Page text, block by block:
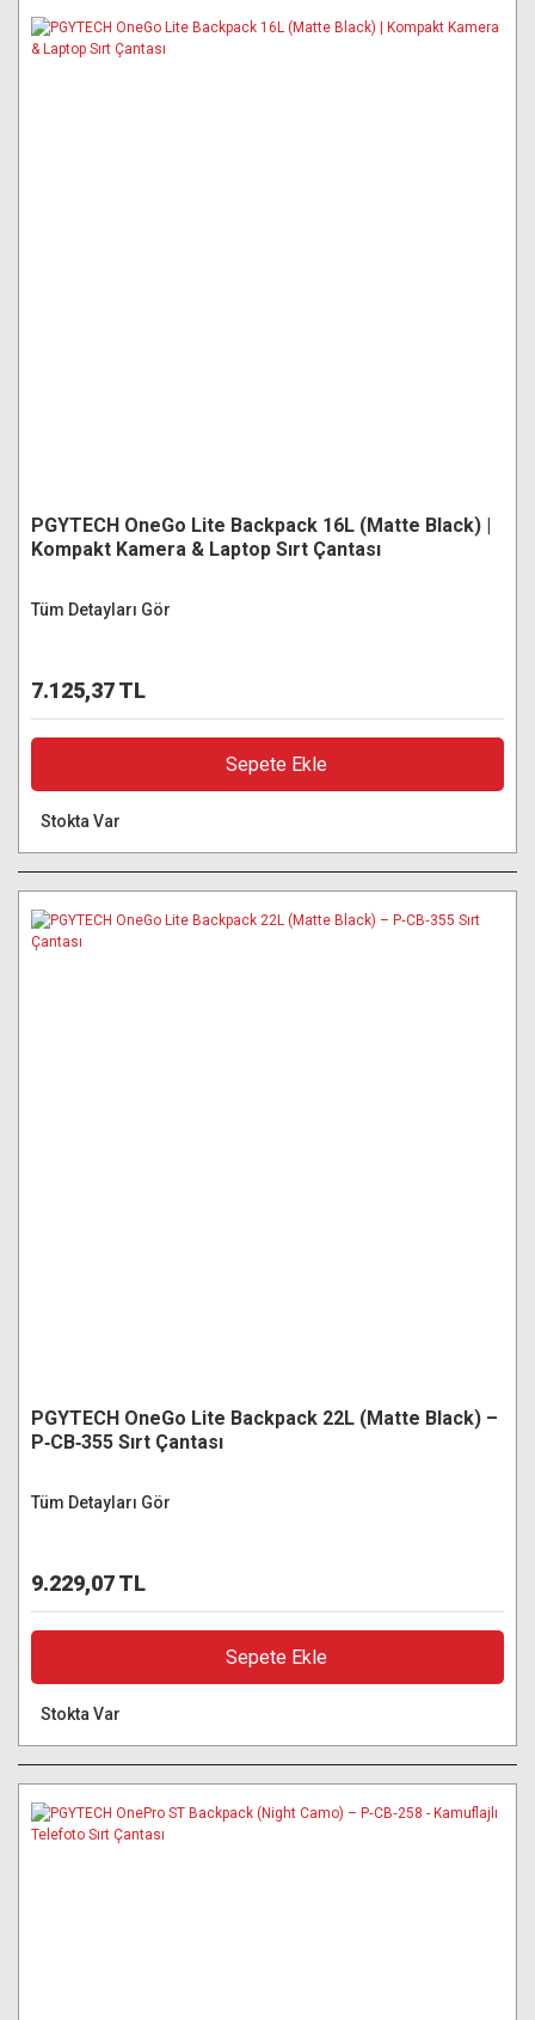
PGYTECH OneGo Lite Backpack 16L (Matte Black) |
Kompakt Kamera & Laptop Sırt Çantası
Tüm Detayları Gör
7.125,37 TL
Sepete Ekle
Stokta Var
PGYTECH OneGo Lite Backpack 22L (Matte Black) –
P‑CB‑355 Sırt Çantası
Tüm Detayları Gör
9.229,07 TL
Sepete Ekle
Stokta Var